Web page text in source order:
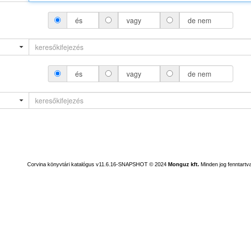
és vagy de nem
és vagy de nem
Corvina könyvtári katalógus v11.6.16-SNAPSHOT © 2024 Monguz kft. Minden jog